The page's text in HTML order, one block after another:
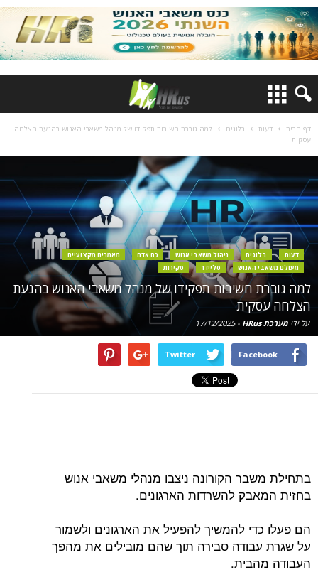
דף הבית דעות בלוגים
למה גוברת חשיבות תפקידו של מנהל משאבי האנוש בהנעת הצלחה
עסקית
דעות בלוגים ניהול משאבי אנוש כח אדם
מאמרים מקצועיים
מעולם משאבי האנוש
סליידר סקירות
למה גוברת חשיבות תפקידו של מנהל משאבי האנוש בהנעת
הצלחה עסקית
על ידי מערכת HRus -
17/12/2025
Facebook
Twitter
בתחילת משבר הקורונה ניצבו מנהלי משאבי אנוש
בחזית המאבק להשרדות הארגונים.
הם פעלו כדי להמשיך להפעיל את הארגונים ולשמור
על שגרת עבודה סבירה תוך שהם מובילים את מהפך
העבודה מהבית.